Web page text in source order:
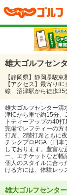
雄大ゴルフセン
【静岡県】静岡県駿
【アクセス】最寄り
線 沼津駅から徒歩35
雄大ゴルフセンター清
津ICから車で約15分
トティーアップの40
完備でレフティーの方
打席、2階打席ともに
チングプロPGA（日
しております。豊富な
ー、エチケットなど幅
個人のスタイルに合っ
ける方には、体験レッ
雄大ゴルフセンタ